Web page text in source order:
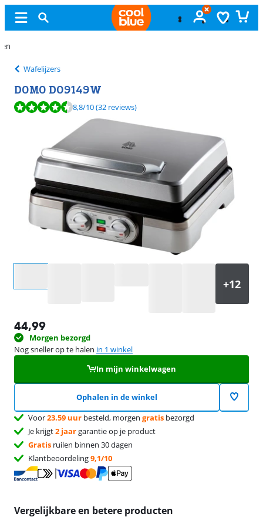
Wafelijzers
DOMO DO9149W
Beoordeling is 8,8 van de 10, gebaseerd op 32 reviews.
8,8/10(32 reviews)
44,99
Morgen bezorgd
Nog sneller op te halen in 1 winkel
In mijn winkelwagen
Ophalen in de winkel
Voor23.59 uur besteld, morgen gratis bezorgd
Je krijgt2 jaargarantie op je product
Gratis ruilen binnen 30 dagen
Klantbeoordeling9,1/10
Vergelijkbare en betere producten